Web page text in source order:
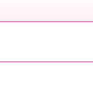
內容相同，可以安心使用。